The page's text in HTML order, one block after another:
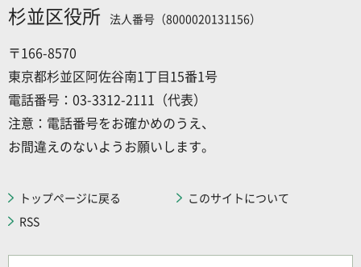
杉並区役所 法人番号（8000020131156）
〒166-8570
東京都杉並区阿佐谷南1丁目15番1号
電話番号：03-3312-2111（代表）
注意：電話番号をお確かめのうえ、
お間違えのないようお願いします。
トップページに戻る
このサイトについて
RSS